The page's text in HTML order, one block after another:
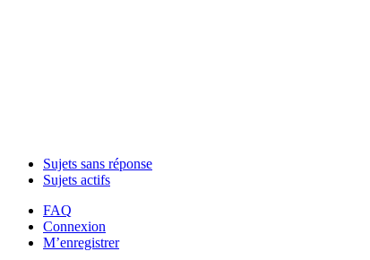
Sujets sans réponse
Sujets actifs
FAQ
Connexion
M’enregistrer